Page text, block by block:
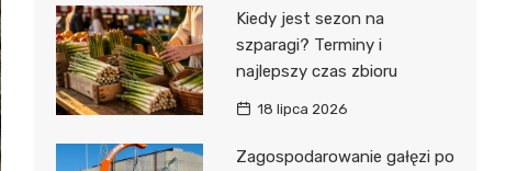
Kiedy jest sezon na
szparagi? Terminy i
najlepszy czas zbioru
18 lipca 2026
Zagospodarowanie gałęzi po